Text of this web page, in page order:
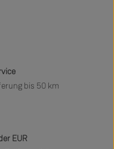
bis 50 km
EUR